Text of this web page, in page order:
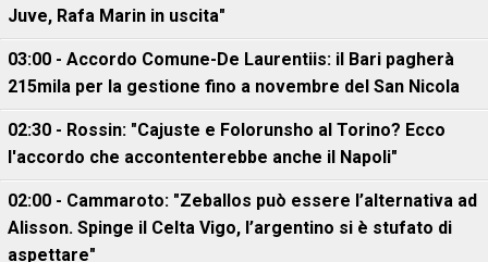
Juve, Rafa Marin in uscita"
03:00 - Accordo Comune-De Laurentiis: il Bari pagherà
215mila per la gestione fino a novembre del San Nicola
02:30 - Rossin: "Cajuste e Folorunsho al Torino? Ecco
l'accordo che accontenterebbe anche il Napoli"
02:00 - Cammaroto: "Zeballos può essere l’alternativa ad
Alisson. Spinge il Celta Vigo, l’argentino si è stufato di
aspettare"